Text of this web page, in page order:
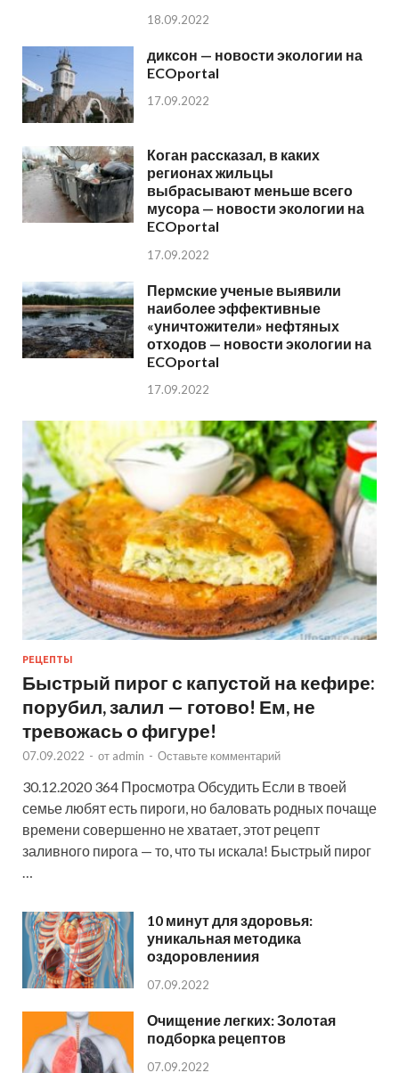
18.09.2022
диксон — новости экологии на
ECOportal
17.09.2022
Коган рассказал, в каких
регионах жильцы
выбрасывают меньше всего
мусора — новости экологии на
ECOportal
17.09.2022
Пермские ученые выявили
наиболее эффективные
«уничтожители» нефтяных
отходов — новости экологии на
ECOportal
17.09.2022
РЕЦЕПТЫ
Быстрый пирог с капустой на кефире:
порубил, залил — готово! Ем, не
тревожась о фигуре!
07.09.2022 - от admin - Оставьте комментарий
30.12.2020 364 Просмотра Обсудить Если в твоей
семье любят есть пироги, но баловать родных почаще
времени совершенно не хватает, этот рецепт
заливного пирога — то, что ты искала! Быстрый пирог
…
10 минут для здоровья:
уникальная методика
оздоровлениия
07.09.2022
Очищение легких: Золотая
подборка рецептов
07.09.2022